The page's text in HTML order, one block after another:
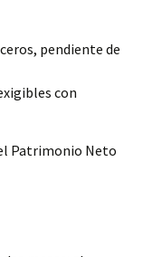
pendiente de
con
Patrimonio Neto